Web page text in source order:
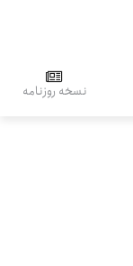
نسخه روزنامه